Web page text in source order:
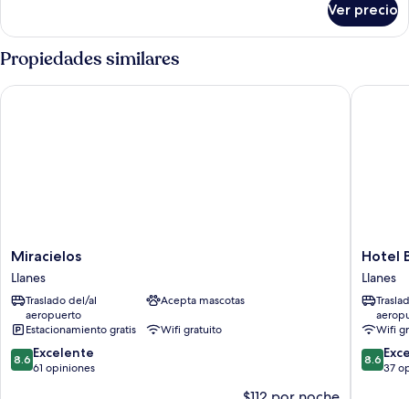
edificio
contiguo
(4-
5
de
campo,
en
edificio
contiguo
Ver precio
Propiedades similares
Miracielos
Llanes
Miracielos
Llanes
Traslado del/al
aeropuerto
Acepta mascotas
Estacionamiento gratis
Wifi gratuito
8.6
de
8.6 Excelente
61 opiniones
Miracielos
Hotel
Bufón
de
Arenillas
Llanes
Hotel
Llanes
Wifi
8.6
de
8.6
37
Hotel